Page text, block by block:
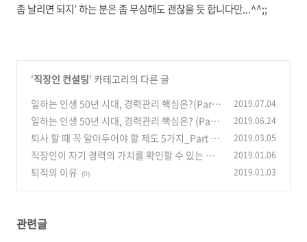
좀 날리면 되지’ 하는 분은 좀 무심해도 괜찮을 듯 합니다만...^^;;
'직장인 컨설팅' 카테고리의 다른 글
일하는 인생 50년 시대, 경력관리 핵심은?(Part
2)
(0)
2019.07.04
일하는 인생 50년 시대, 경력관리 핵심은? (Part
1)
(0)
2019.06.24
퇴사 할 때 꼭 알아두어야 할 제도 5가지_Part 1
(0)
2019.03.05
직장인이 자기 경력의 가치를 확인할 수 있는 순
간
(0)
2019.01.06
퇴직의 이유 (0) 2019.01.03
관련글